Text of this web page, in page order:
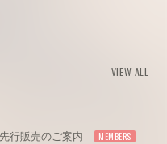
VIEW ALL
行販売のご案内